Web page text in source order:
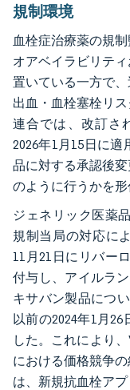
規制環境
血栓症治療薬の規
オアベイラビリテ
置いている一方で
出血・血栓塞栓リ
連合では、改訂さ
2026年1月15日に
品に対する承認後
のように行うかを形
ジェネリック医薬
規制当局の対応に
11月21日にリバー
付与し、アイルラ
キサバン製品につ
以前の2024年1月
した。これにより
における価格競争
は、新規抗血栓ア